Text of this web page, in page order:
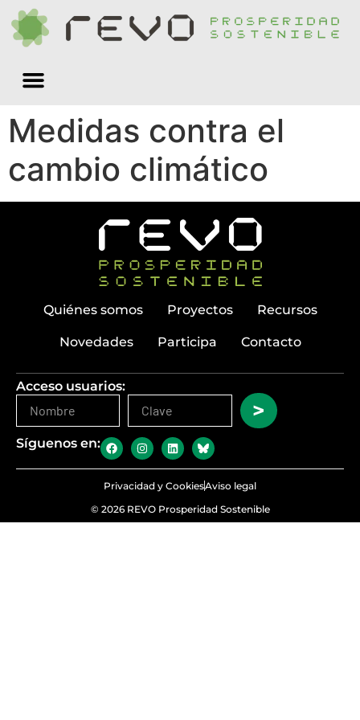
Medidas contra el
cambio climático
Quiénes somos Proyectos Recursos
Novedades Participa Contacto
Acceso usuarios:
>
Síguenos en:
© 2026 REVO Prosperidad Sostenible
Privacidad y CookiesAviso legal